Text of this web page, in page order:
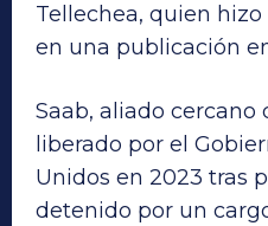
Tellechea, quien
en una publicación
Saab, aliado cercano
liberado por el
Unidos en 2023 tras
detenido por un